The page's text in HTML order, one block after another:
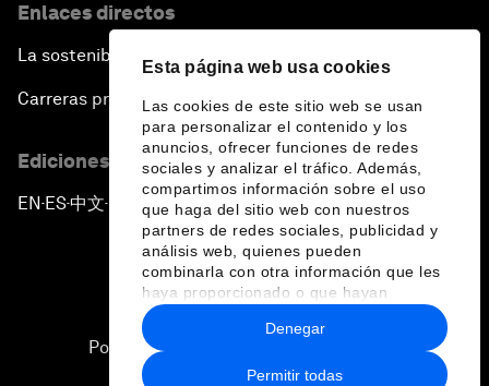
Esta página web usa cookies
Las cookies de este sitio web se usan
para personalizar el contenido y los
anuncios, ofrecer funciones de redes
sociales y analizar el tráfico. Además,
compartimos información sobre el uso
que haga del sitio web con nuestros
partners de redes sociales, publicidad y
análisis web, quienes pueden
combinarla con otra información que les
haya proporcionado o que hayan
recopilado a partir del uso que haya
hecho de sus servicios.
Permitir todas
Denegar
Enlaces directos
La sostenibilidad en el Foro
Carreras profesionales
Ediciones en otros idiomas
EN ▪ES▪中文▪ 日本語
Política de privacidad y normas de uso